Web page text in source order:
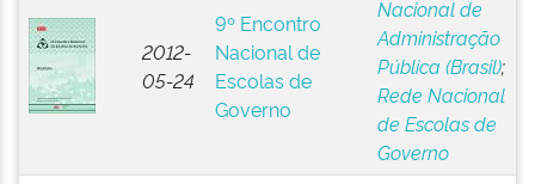
2012-
05-24
9º Encontro
Nacional de
Escolas de
Governo
Nacional de
Administração
Pública (Brasil);
Rede Nacional
de Escolas de
Governo